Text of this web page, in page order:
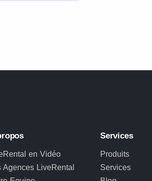
en Vidéo
Agences LiveRental
Services
Produits
Services